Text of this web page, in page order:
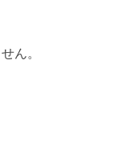
ん。